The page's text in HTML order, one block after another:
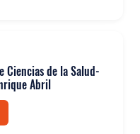
Ciencias de la Salud-
Abril